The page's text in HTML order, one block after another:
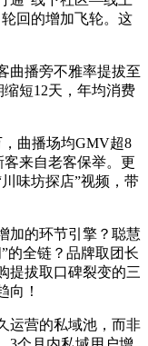
回的增加飞轮。这
播旁不雅率提拔至
短12天，年均消费
曲播场均GMV超8
客来自老客保举。更
味坊探店”视频，带
的环节引擎？聪慧
全链？品牌取团长
提拔取口碑裂变的三
向！
营的私域池，而非